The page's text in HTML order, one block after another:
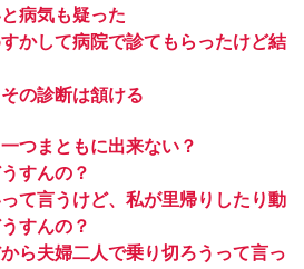
病気も疑った
かして病院で診てもらったけど結
の診断は頷ける
つまともに出来ない？
すんの？
て言うけど、私が里帰りしたり動
すんの？
ら夫婦二人で乗り切ろうって言っ